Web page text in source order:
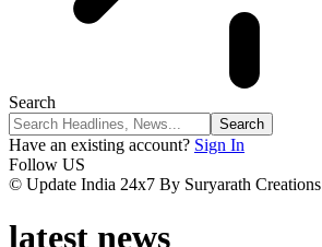
Search
Have an existing account? Sign In
Follow US
© Update India 24x7 By Suryarath Creations
latest news